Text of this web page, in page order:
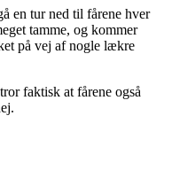
en tur ned til fårene hver
tamme, og kommer
på vej af nogle lækre
faktisk at fårene også